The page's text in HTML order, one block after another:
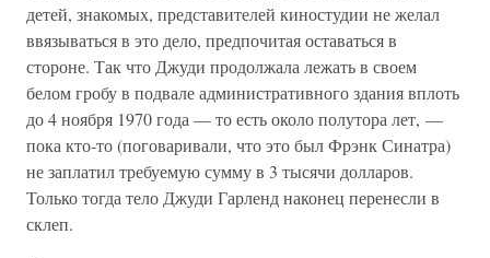
детей, знакомых, представителей киностудии не желал
ввязываться в это дело, предпочитая оставаться в
стороне. Так что Джуди продолжала лежать в своем
белом гробу в подвале административного здания вплоть
до 4 ноября 1970 года — то есть около полутора лет, —
пока кто-то (поговаривали, что это был Фрэнк Синатра)
не заплатил требуемую сумму в 3 тысячи долларов.
Только тогда тело Джуди Гарленд наконец перенесли в
склеп.